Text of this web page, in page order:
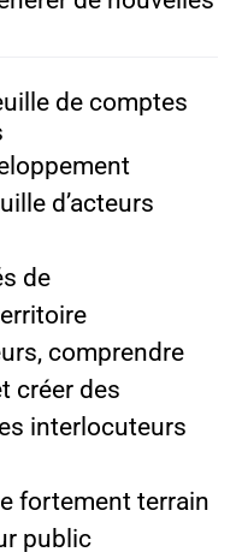
de comptes
d’acteurs
de
comprendre
créer des
interlocuteurs
fortement terrain
public